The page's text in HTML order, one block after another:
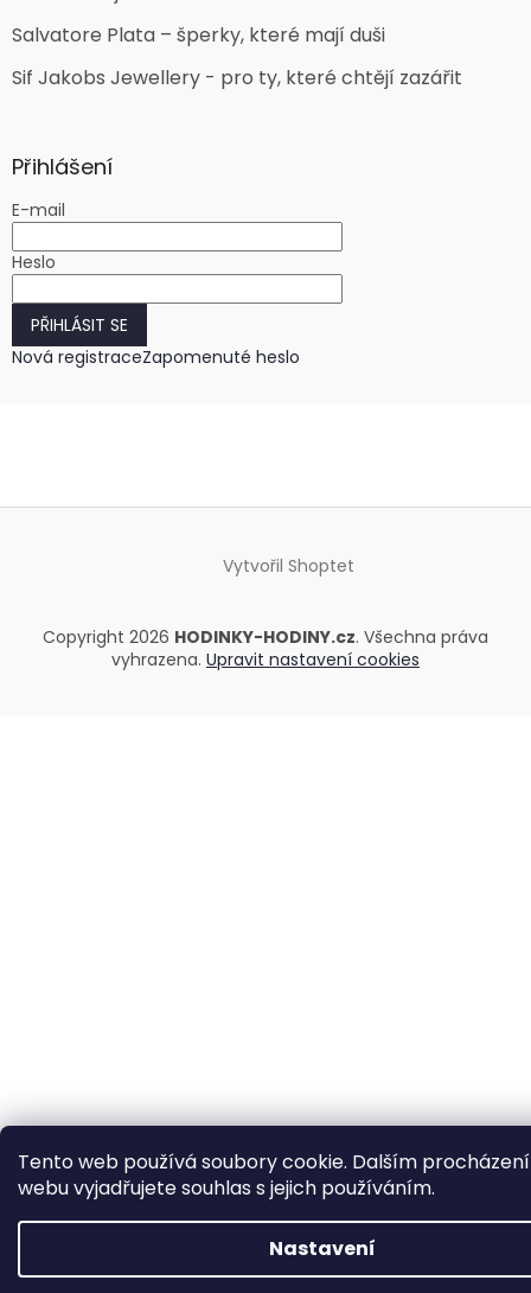
Tento web používá soubory cookie. Dalším
webu vyjadřujete souhlas s jejich používáním.
Nastavení
Salvatore Plata – šperky, které mají duši
Sif Jakobs Jewellery - pro ty, které chtějí zazářit
Přihlášení
E-mail
Heslo
PŘIHLÁSIT SE
Nová registraceZapomenuté heslo
Vytvořil Shoptet
Copyright 2026 HODINKY-HODINY.cz. Všechna práva
vyhrazena. Upravit nastavení cookies